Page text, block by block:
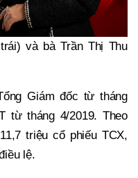
và bà Trần Thị Thu
Giám đốc từ tháng
từ tháng 4/2019. Theo
triệu cổ phiếu TCX,
lệ.